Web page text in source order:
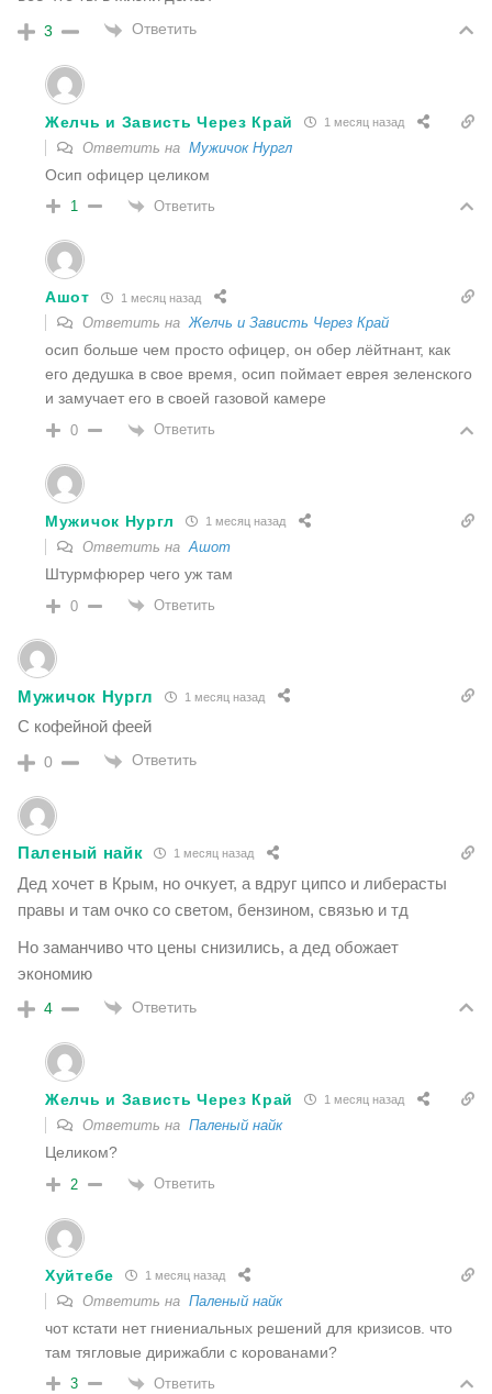
3 Ответить
Желчь и Зависть Через Край 1 месяц назад
Ответить на Мужичок Нургл
Осип офицер целиком
1 Ответить
Ашот 1 месяц назад
Ответить наЖелчь и Зависть Через Край
осип больше чем просто офицер, он обер лёйтнант, как
его дедушка в свое время, осип поймает еврея зеленского
и замучает его в своей газовой камере
0 Ответить
Мужичок Нургл 1 месяц назад
Ответить на Ашот
Штурмфюрер чего уж там
0 Ответить
Мужичок Нургл 1 месяц назад
С кофейной феей
0 Ответить
Паленый найк 1 месяц назад
Дед хочет в Крым, но очкует, а вдруг ципсо и либерасты
правы и там очко со светом, бензином, связью и тд
Но заманчиво что цены снизились, а дед обожает
экономию
4 Ответить
Желчь и Зависть Через Край 1 месяц назад
Ответить на Паленый найк
Целиком?
2 Ответить
Хуйтебе 1 месяц назад
Ответить на Паленый найк
чот кстати нет гниениальных решений для кризисов. что
там тягловые дирижабли с корованами?
3 Ответить